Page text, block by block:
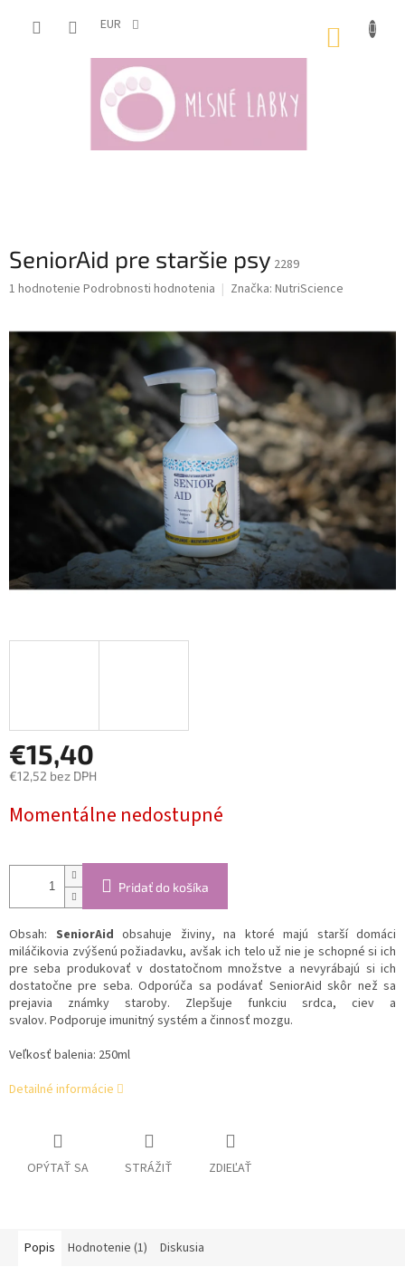
EUR
SeniorAid pre staršie psy 2289
Priemerné
je
5,0
z
hviezdičiek.
1 hodnotenie Podrobnosti hodnotenia Značka: NutriScience
€15,40
€12,52 bez DPH
cena:
Momentálne nedostupné
Pridať do košíka
Obsah: SeniorAid obsahuje živiny, na ktoré majú starší domáci
miláčikovia zvýšenú požiadavku, avšak ich telo už nie je schopné si ich
pre seba produkovať v dostatočnom množstve a nevyrábajú si ich
dostatočne pre seba. Odporúča sa podávať SeniorAid skôr než sa
prejavia známky staroby. Zlepšuje funkciu srdca, ciev a
svalov. Podporuje imunitný systém a činnosť mozgu.
Veľkosť balenia: 250ml
Detailné informácie
OPÝTAŤ SA STRÁŽIŤ ZDIEĽAŤ
Popis Hodnotenie (1) Diskusia